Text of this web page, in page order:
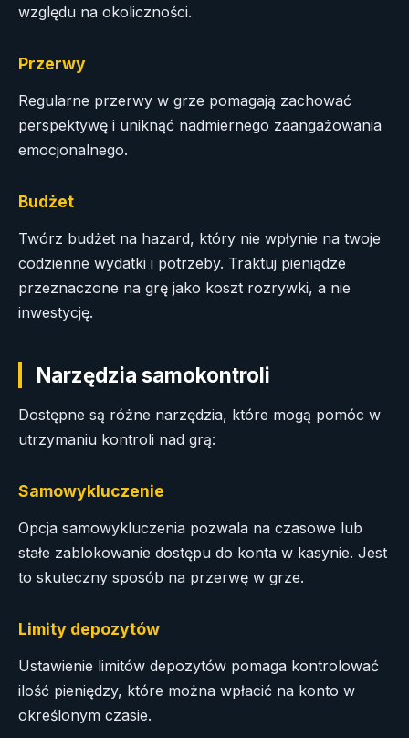
względu na okoliczności.
Przerwy
Regularne przerwy w grze pomagają zachować
perspektywę i uniknąć nadmiernego zaangażowania
emocjonalnego.
Budżet
Twórz budżet na hazard, który nie wpłynie na twoje
codzienne wydatki i potrzeby. Traktuj pieniądze
przeznaczone na grę jako koszt rozrywki, a nie
inwestycję.
Narzędzia samokontroli
Dostępne są różne narzędzia, które mogą pomóc w
utrzymaniu kontroli nad grą:
Samowykluczenie
Opcja samowykluczenia pozwala na czasowe lub
stałe zablokowanie dostępu do konta w kasynie. Jest
to skuteczny sposób na przerwę w grze.
Limity depozytów
Ustawienie limitów depozytów pomaga kontrolować
ilość pieniędzy, które można wpłacić na konto w
określonym czasie.